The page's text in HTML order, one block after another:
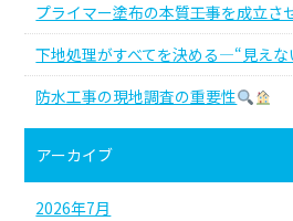
プライマー塗布の本質――工事を成立
下地処理がすべてを決める―“見えな
防水工事の現地調査の重要性
アーカイブ
2026年7月